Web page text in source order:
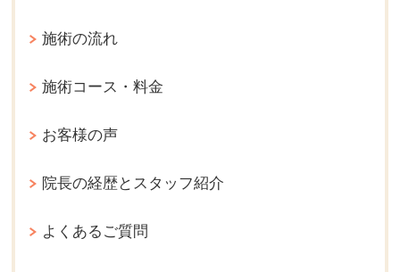
施術の流れ
施術コース・料金
お客様の声
院長の経歴とスタッフ紹介
よくあるご質問